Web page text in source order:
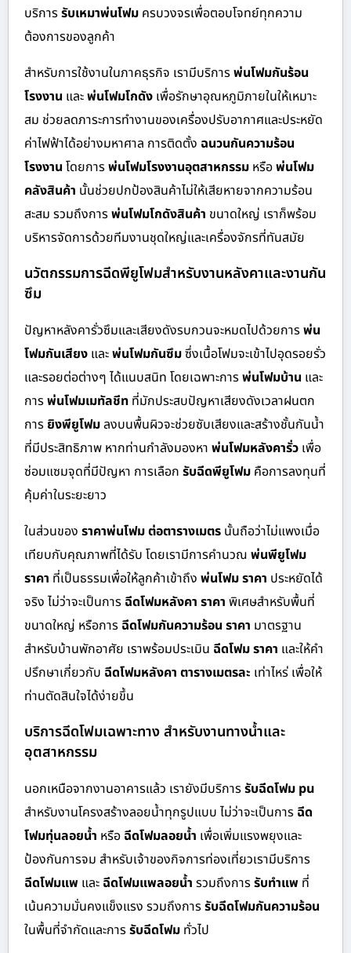
บริการรับเหมาพ่นโฟม ครบวงจรเพื่อตอบโจทย์ทุกความ
ต้องการของลูกค้า
สำหรับการใช้งานในภาคธุรกิจ เรามีบริการพ่นโฟมกันร้อน
โรงงาน และพ่นโฟมโกดัง เพื่อรักษาอุณหภูมิภายในให้เหมาะ
สม ช่วยลดภาระการทำงานของเครื่องปรับอากาศและประหยัด
ค่าไฟฟ้าได้อย่างมหาศาล การติดตั้ง ฉนวนกันความร้อน
โรงงาน โดยการพ่นโฟมโรงงานอุตสาหกรรม หรือพ่นโฟม
คลังสินค้า นั้นช่วยปกป้องสินค้าไม่ให้เสียหายจากความร้อน
สะสม รวมถึงการพ่นโฟมโกดังสินค้า ขนาดใหญ่ เราก็พร้อม
บริหารจัดการด้วยทีมงานชุดใหญ่และเครื่องจักรที่ทันสมัย
นวัตกรรมการฉีดพียูโฟมสำหรับงานหลังคาและงานกัน
ซึม
ปัญหาหลังคารั่วซึมและเสียงดังรบกวนจะหมดไปด้วยการพ่น
โฟมกันเสียง และพ่นโฟมกันซึมซึ่งเนื้อโฟมจะเข้าไปอุดรอยรั่ว
และรอยต่อต่างๆ ได้แนบสนิท โดยเฉพาะการพ่นโฟมบ้าน และ
การพ่นโฟมเมทัลชีท ที่มักประสบปัญหาเสียงดังเวลาฝนตก
การยิงพียูโฟมลงบนพื้นผิวจะช่วยซับเสียงและสร้างชั้นกันน้ำ
ที่มีประสิทธิภาพ หากท่านกำลังมองหา พ่นโฟมหลังคารั่ว เพื่อ
ซ่อมแซมจุดที่มีปัญหา การเลือก รับฉีดพียูโฟม คือการลงทุนที่
คุ้มค่าในระยะยาว
ในส่วนของ ราคาพ่นโฟม ต่อตารางเมตร นั้นถือว่าไม่แพงเมื่อ
เทียบกับคุณภาพที่ได้รับ โดยเรามีการคำนวณ พ่นพียูโฟม
ราคา ที่เป็นธรรมเพื่อให้ลูกค้าเข้าถึง พ่นโฟม ราคา ประหยัดได้
จริง ไม่ว่าจะเป็นการ ฉีดโฟมหลังคา ราคา พิเศษสำหรับพื้นที่
ขนาดใหญ่ หรือการ ฉีดโฟมกันความร้อน ราคา มาตรฐาน
สำหรับบ้านพักอาศัย เราพร้อมประเมิน ฉีดโฟม ราคา และให้คำ
ปรึกษาเกี่ยวกับ ฉีดโฟมหลังคา ตารางเมตรละ เท่าไหร่ เพื่อให้
ท่านตัดสินใจได้ง่ายขึ้น
บริการฉีดโฟมเฉพาะทาง สำหรับงานทางน้ำและ
อุตสาหกรรม
นอกเหนือจากงานอาคารแล้ว เรายังมีบริการรับฉีดโฟม pu
สำหรับงานโครงสร้างลอยน้ำทุกรูปแบบ ไม่ว่าจะเป็นการ ฉีด
โฟมทุ่นลอยน้ำ หรือ ฉีดโฟมลอยน้ำ เพื่อเพิ่มแรงพยุงและ
ป้องกันการจม สำหรับเจ้าของกิจการท่องเที่ยวเรามีบริการ
ฉีดโฟมแพ และ ฉีดโฟมแพลอยน้ำ รวมถึงการรับทำแพ ที่
เน้นความมั่นคงแข็งแรง รวมถึงการรับฉีดโฟมกันความร้อน
ในพื้นที่จำกัดและการรับฉีดโฟม ทั่วไป